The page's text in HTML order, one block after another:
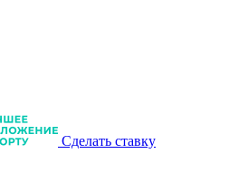
Сделать ставку